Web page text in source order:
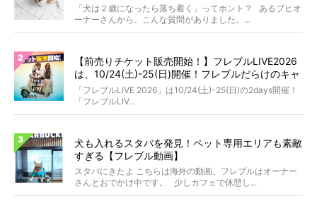
「犬は２歳になったら落ち着く」ってホント？ あるブヒオ
ーナーさんから、こんな質問がありました。...
【前売りチケット販売開始！】フレブルLIVE2026
は、10/24(土)-25(日)開催！フレブルだらけのキャ
ンプ・前夜祭・バスプランも新登場!?
「フレブルLIVE 2026」は10/24(土)-25(日)の2days開催！
「フレブルLIV...
犬も入れるスタバを発見！ペット専用エリアも素敵
すぎる【フレブル動画】
スタバにきたよ こちらは海外の動画。フレブルはオーナー
さんとおでかけ中です。 少しカフェで休憩し...